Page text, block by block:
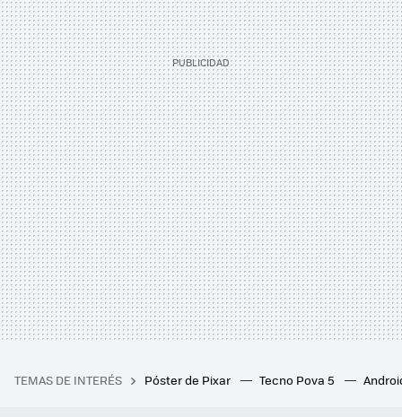
TEMAS DE INTERÉS Póster de Pixar Tecno Pova 5